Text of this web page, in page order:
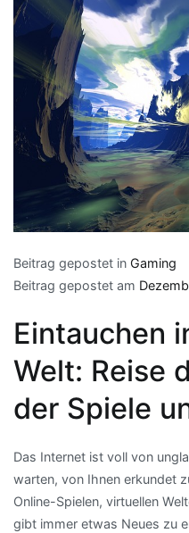
Beitrag gepostet in Gaming
Beitrag gepostet am
Eintauchen
Welt: Reise
der Spiele
Das Internet ist voll von
warten, von Ihnen erkundet
Online-Spielen, virtuellen
gibt immer etwas Neues zu